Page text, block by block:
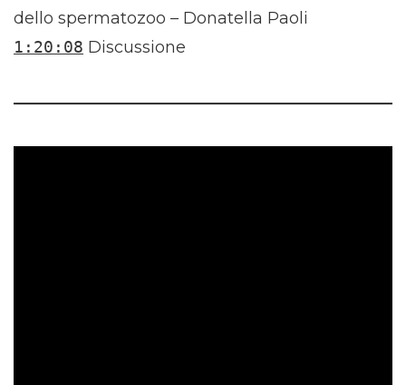
dello spermatozoo – Donatella Paoli
1:20:08 Discussione